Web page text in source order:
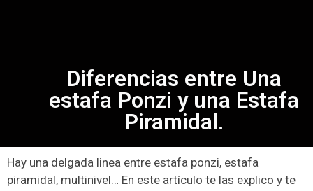
Diferencias entre Una
estafa Ponzi y una Estafa
Piramidal.
Hay una delgada linea entre estafa ponzi, estafa
piramidal, multinivel… En este artículo te las explico y te